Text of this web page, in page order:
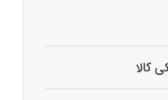
کالا